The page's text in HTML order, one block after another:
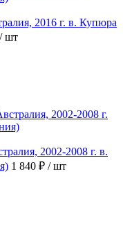
2016 г. в. Купюра
/ шт
2002-2008 г. в.
1 840 ₽ / шт